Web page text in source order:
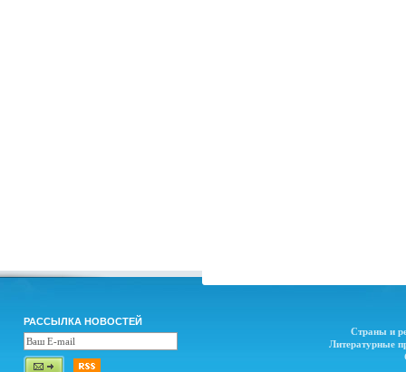
РАССЫЛКА НОВОСТЕЙ
Страны и
Литературные